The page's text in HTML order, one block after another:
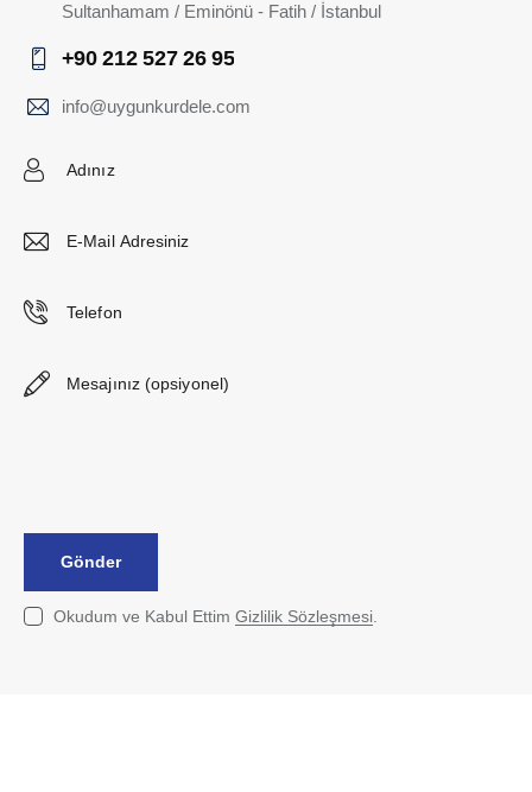
Sultanhamam / Eminönü - Fatih / İstanbul
+90 212 527 26 95
info@uygunkurdele.com
Okudum ve Kabul EttimGizlilik Sözleşmesi.